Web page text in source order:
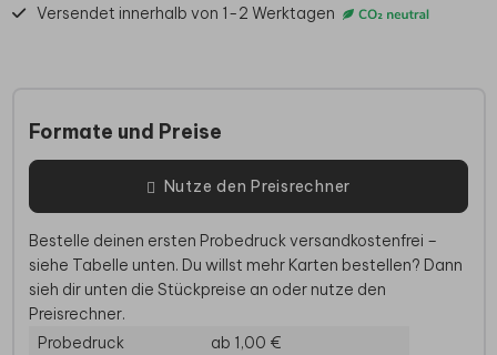
Versendet innerhalb von 1-2 Werktagen
Formate und Preise
Nutze den Preisrechner
Bestelle deinen ersten Probedruck versandkostenfrei –
siehe Tabelle unten. Du willst mehr Karten bestellen? Dann
sieh dir unten die Stückpreise an oder nutze den
Preisrechner.
Probedruck
ab 1,00 €